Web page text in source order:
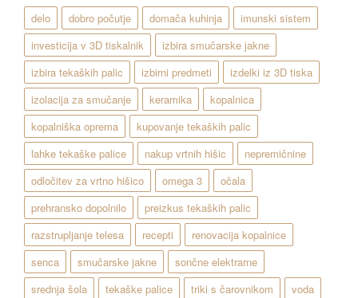
delo dobro počutje domača kuhinja
imunski sistem
investicija v 3D tiskalnik
izbira smučarske jakne
izbira tekaških palic
izbirni predmeti
izdelki iz 3D tiska
izolacija za smučanje
keramika
kopalnica
kopalniška oprema
kupovanje tekaških palic
lahke tekaške palice
nakup vrtnih hišic
nepremičnine
odločitev za vrtno hišico
omega 3
očala
prehransko dopolnilo
preizkus tekaških palic
razstrupljanje telesa
recepti
renovacija kopalnice
senca
smučarske jakne
sončne elektrarne
srednja šola
tekaške palice triki s čarovnikom voda